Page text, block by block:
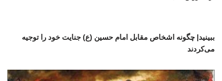
ببینید| چگونه اشخاص مقابل امام حسین (ع) جنایت خود را توجیه
می‌کردند